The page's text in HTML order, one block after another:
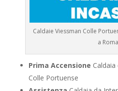
Caldaie Viessman Colle
a Roma
Prima Accensione
Colle Portuense